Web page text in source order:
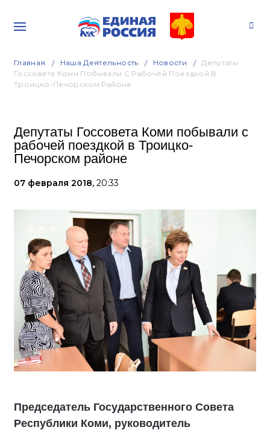
Главная Наша Деятельность Новости
Депутаты
Госсовета Коми Побывали С Рабочей Поездкой В
Троицко-Печорском Районе
Депутаты Госсовета Коми побывали с
рабочей поездкой в Троицко-
Печорском районе
07 февраля 2018, 20:33
Председатель Государственного Совета
Республики Коми, руководитель